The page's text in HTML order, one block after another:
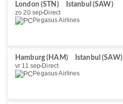
London (STN)
Istanbul (SAW)
zo 20 sep Direct
Pegasus Airlines
Hamburg (HAM)
Istanbul (SAW)
vr 11 sep Direct
Pegasus Airlines